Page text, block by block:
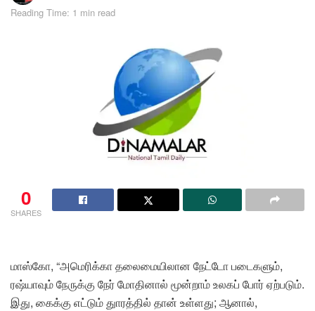
Reading Time: 1 min read
0
SHARES
மாஸ்கோ, “அமெரிக்கா தலைமையிலான நேட்டோ படைகளும்,
ரஷ்யாவும் நேருக்கு நேர் மோதினால் மூன்றாம் உலகப் போர் ஏற்படும்.
இது, கைக்கு எட்டும் துாரத்தில் தான் உள்ளது; ஆனால்,